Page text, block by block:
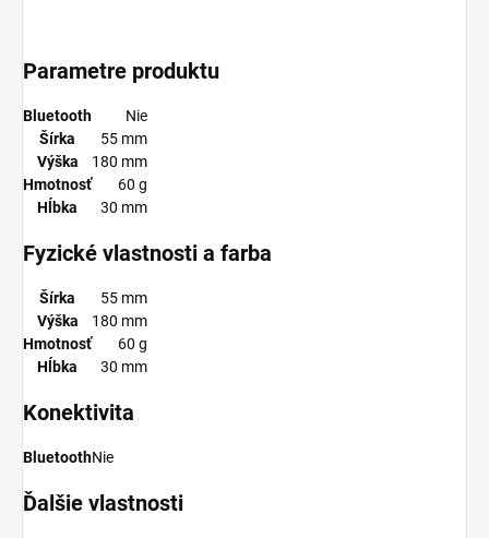
Parametre produktu
Bluetooth
Nie
Šírka
55 mm
Výška
180 mm
Hmotnosť
60 g
Hĺbka
30 mm
Fyzické vlastnosti a farba
Šírka
55 mm
Výška
180 mm
Hmotnosť
60 g
Hĺbka
30 mm
Konektivita
BluetoothNie
Ďalšie vlastnosti